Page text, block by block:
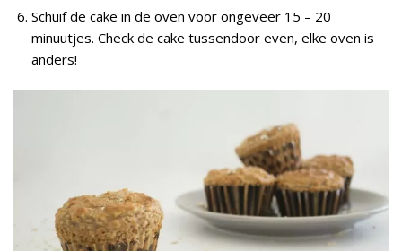
Schuif de cake in de oven voor ongeveer 15 – 20
minuutjes. Check de cake tussendoor even, elke oven is
anders!